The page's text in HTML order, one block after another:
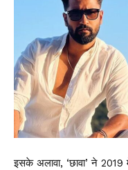
इसके अलावा, ‘छावा’ ने 2019